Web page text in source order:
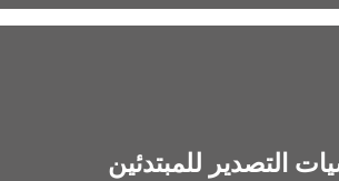
التصدير للمبتدئين